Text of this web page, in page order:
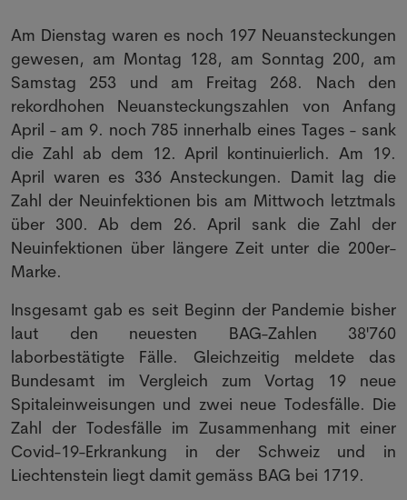
Am Dienstag waren es noch 197 Neuansteckungen
gewesen, am Montag 128, am Sonntag 200, am
Samstag 253 und am Freitag 268. Nach den
rekordhohen Neuansteckungszahlen von Anfang
April - am 9. noch 785 innerhalb eines Tages - sank
die Zahl ab dem 12. April kontinuierlich. Am 19.
April waren es 336 Ansteckungen. Damit lag die
Zahl der Neuinfektionen bis am Mittwoch letztmals
über 300. Ab dem 26. April sank die Zahl der
Neuinfektionen über längere Zeit unter die 200er-
Marke.
Insgesamt gab es seit Beginn der Pandemie bisher
laut den neuesten BAG-Zahlen 38'760
laborbestätigte Fälle. Gleichzeitig meldete das
Bundesamt im Vergleich zum Vortag 19 neue
Spitaleinweisungen und zwei neue Todesfälle. Die
Zahl der Todesfälle im Zusammenhang mit einer
Covid-19-Erkrankung in der Schweiz und in
Liechtenstein liegt damit gemäss BAG bei 1719.